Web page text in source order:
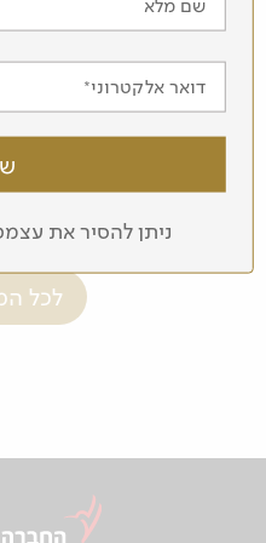
לכל
דואר אלקטרוני
ניתן להסיר את